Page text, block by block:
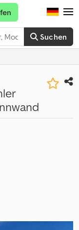
Suchen